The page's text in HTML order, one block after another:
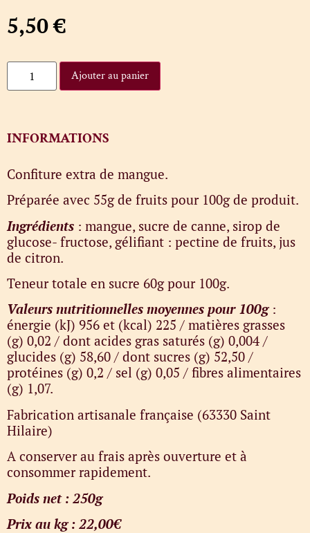
5,50€
Ajouter au panier
INFORMATIONS
Confiture extra de mangue.
Préparée avec 55g de fruits pour 100g de produit.
Ingrédients : mangue, sucre de canne, sirop de
glucose- fructose, gélifiant : pectine de fruits, jus
de citron.
Teneur totale en sucre 60g pour 100g.
Valeurs nutritionnelles moyennes pour 100g:
énergie (kJ) 956 et (kcal) 225 / matières grasses
(g) 0,02 / dont acides gras saturés (g) 0,004 /
glucides (g) 58,60 / dont sucres (g) 52,50 /
protéines (g) 0,2 / sel (g) 0,05 / fibres alimentaires
(g) 1,07.
Fabrication artisanale française (63330 Saint
Hilaire)
A conserver au frais après ouverture et à
consommer rapidement.
Poids net : 250g
Prix au kg : 22,00€